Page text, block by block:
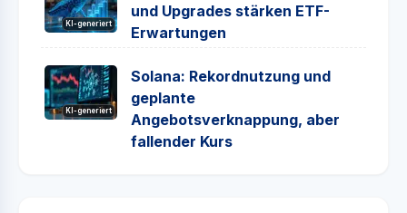
KI-generiert
und Upgrades stärken ETF-
Erwartungen
KI-generiert
Solana: Rekordnutzung und
geplante
Angebotsverknappung, aber
fallender Kurs